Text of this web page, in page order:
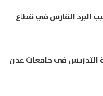
البرد القارس في قطاع
التدريس في جامعات عدن